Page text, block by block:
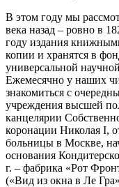
В этом году мы
века назад – ровно в
году издания
копии и хранятся в
универсальной
Ежемесячно у наших
знакомиться с
учреждения высшей
канцелярии
коронации Николая I,
больницы в Москве,
основания
г. – фабрика «Рот
(«Вид из окна в Ле